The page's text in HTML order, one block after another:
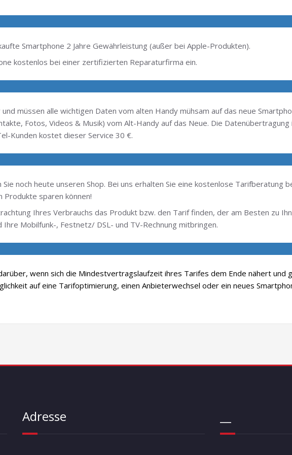
Smartphone 2 Jahre Gewährleistung (außer bei Apple-Produkten).
kostenlos bei einer zertifizierten Reparaturfirma ein.
und müssen alle wichtigen Daten vom alten Handy mühsam auf das neue
Fotos, Videos & Musik) vom Alt-Handy auf das Neue. Die
Kunden kostet dieser Service 30 €.
noch heute unseren Shop. Bei uns erhalten Sie eine kostenlose Tarifberatung
Produkte sparen können!
Ihres Verbrauchs das Produkt bzw. den Tarif finden, der am Besten zu
Mobilfunk-, Festnetz/ DSL- und TV-Rechnung mitbringen.
wenn sich die Mindestvertragslaufzeit ihres Tarifes dem Ende nähert und
auf eine Tarifoptimierung, einen Anbieterwechsel oder ein neues
Adresse